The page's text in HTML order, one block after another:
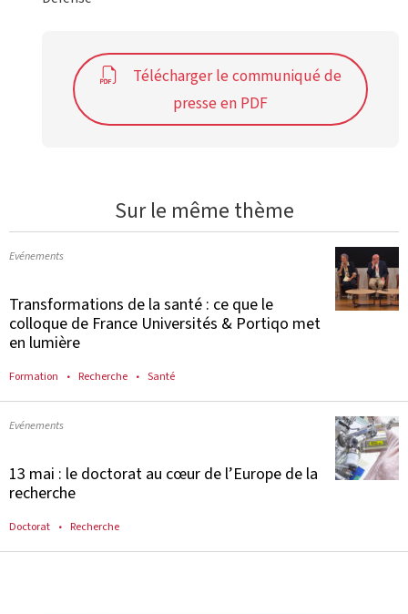
Télécharger le communiqué de
presse en PDF
Sur le même thème
Evénements
Transformations de la santé : ce que le
colloque de France Universités & Portiqo met
en lumière
Formation Recherche Santé
Evénements
13 mai : le doctorat au cœur de l’Europe de la
recherche
Doctorat Recherche